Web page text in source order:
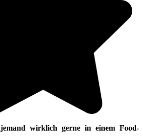
wirklich gerne in einem Food-